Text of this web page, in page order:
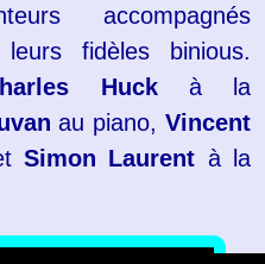
accompagnés
fidèles binious.
Huckà la
au piano,Vincent
Simon Laurent à la